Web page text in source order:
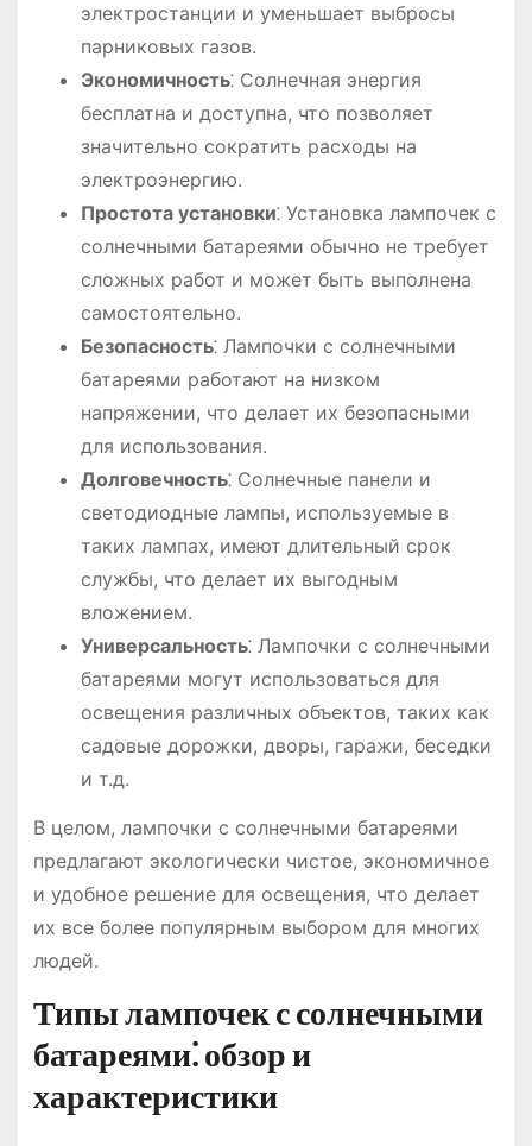
электростанции и уменьшает выбросы
парниковых газов.
Экономичность⁚ Солнечная энергия
бесплатна и доступна, что позволяет
значительно сократить расходы на
электроэнергию.
Простота установки⁚ Установка лампочек с
солнечными батареями обычно не требует
сложных работ и может быть выполнена
самостоятельно.
Безопасность⁚ Лампочки с солнечными
батареями работают на низком
напряжении, что делает их безопасными
для использования.
Долговечность⁚ Солнечные панели и
светодиодные лампы, используемые в
таких лампах, имеют длительный срок
службы, что делает их выгодным
вложением.
Универсальность⁚ Лампочки с солнечными
батареями могут использоваться для
освещения различных объектов, таких как
садовые дорожки, дворы, гаражи, беседки
и т.д.
В целом, лампочки с солнечными батареями
предлагают экологически чистое, экономичное
и удобное решение для освещения, что делает
их все более популярным выбором для многих
людей.
Типы лампочек с солнечными
батареями⁚ обзор и
характеристики